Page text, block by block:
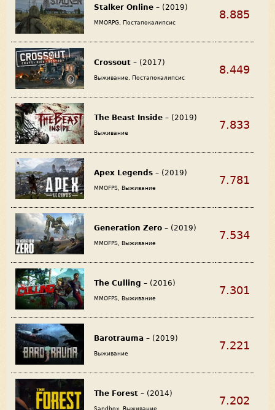
Stalker Online – (2019)
MMORPG, Постапокалипсис
8.885
Crossout – (2017)
Выживание, Постапокалипсис
8.449
The Beast Inside – (2019)
Выживание
7.833
Apex Legends – (2019)
MMOFPS, Выживание
7.781
Generation Zero – (2019)
MMOFPS, Выживание
7.534
The Culling – (2016)
MMOFPS, Выживание
7.301
Barotrauma – (2019)
Выживание
7.221
The Forest – (2014)
Sandbox, Выживание
7.202